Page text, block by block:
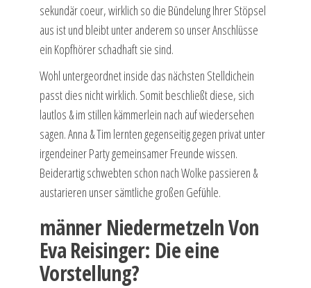
sekundär coeur, wirklich so die Bündelung Ihrer Stöpsel
aus ist und bleibt unter anderem so unser Anschlüsse
ein Kopfhörer schadhaft sie sind.
Wohl untergeordnet inside das nächsten Stelldichein
passt dies nicht wirklich. Somit beschließt diese, sich
lautlos & im stillen kämmerlein nach auf wiedersehen
sagen. Anna & Tim lernten gegenseitig gegen privat unter
irgendeiner Party gemeinsamer Freunde wissen.
Beiderartig schwebten schon nach Wolke passieren &
austarieren unser sämtliche großen Gefühle.
männer Niedermetzeln Von
Eva Reisinger: Die eine
Vorstellung?